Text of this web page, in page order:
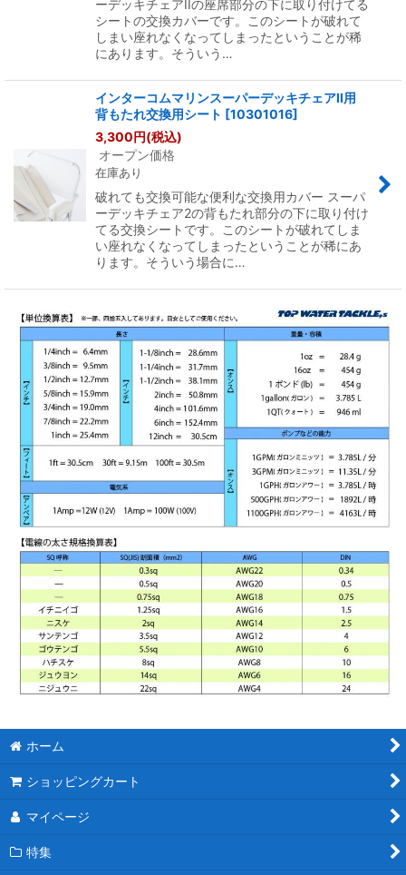
ーデッキチェアIIの座席部分の下に取り付けてる
シートの交換カバーです。このシートが破れて
しまい座れなくなってしまったということが稀
にあります。そういう…
インターコムマリンスーパーデッキチェアII用
背もたれ交換用シート [10301016]
3,300円(税込)
オープン価格
在庫あり
破れても交換可能な便利な交換用カバー スーパ
ーデッキチェア2の背もたれ部分の下に取り付け
てる交換シートです。このシートが破れてしま
い座れなくなってしまったということが稀にあ
ります。そういう場合に…
ホーム
ショッピングカート
マイページ
特集